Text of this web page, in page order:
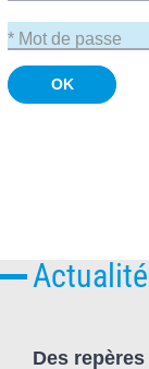
* Mot de passe
OK
Des